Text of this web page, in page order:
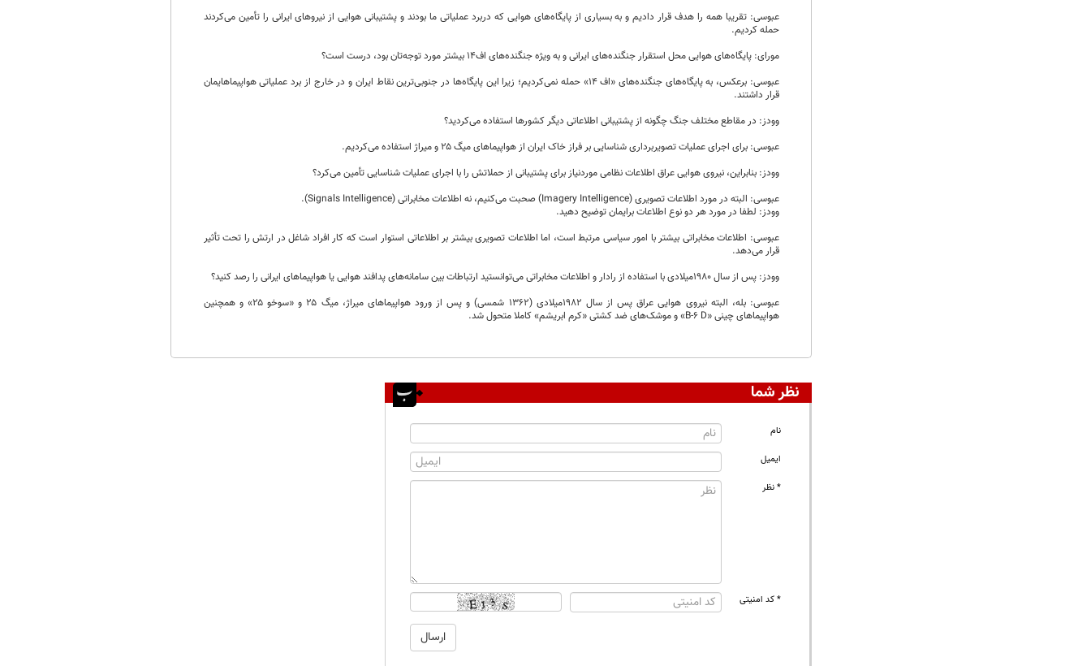
عبوسی: تقریبا همه را هدف قرار دادیم و به بسیاری از پایگاه‌های هوایی که دربرد عملیاتی ما بودند و پشتیبانی هوایی از نیرو‌های ایرانی را تأمین می‌کردند
حمله کردیم.
مورای: پایگاه‌های هوایی محل استقرار جنگنده‌های ایرانی و به ویژه جنگنده‌های اف­۱۴ بیشتر مورد توجه‌تان بود، درست است؟
عبوسی: برعکس، به پایگاه‌های جنگنده‌های «اف ۱۴» حمله نمی‌کردیم؛ زیرا این پایگاه‌ها در جنوبی‌ترین نقاط ایران و در خارج از برد عملیاتی هواپیماهایمان
قرار داشتند.
وودز: در مقاطع مختلف جنگ چگونه از پشتیبانی اطلاعاتی دیگر کشور‌ها استفاده می‌کردید؟
عبوسی: برای اجرای عملیات تصویربرداری شناسایی بر فراز خاک ایران از هواپیما‌های میگ ۲۵ و میراژ استفاده می‌کردیم.
وودز: بنابراین، نیروی هوایی عراق اطلاعات نظامی موردنیاز برای پشتیبانی از حملاتش را با اجرای عملیات شناسایی تأمین می‌کرد؟
عبوسی: البته در مورد اطلاعات تصویری (Imagery Intelligence) صحبت می‌کنیم، نه اطلاعات مخابراتی (Signals Intelligence).
وودز: لطفا در مورد هر دو نوع اطلاعات برایمان توضیح دهید.
عبوسی: اطلاعات مخابراتی بیشتر با امور سیاسی مرتبط است، اما اطلاعات تصویری بیشتر بر اطلاعاتی استوار است که کار افراد شاغل در ارتش را تحت تأثیر
قرار می‌دهد.
وودز: پس از سال ۱۹۸۰میلادی با استفاده از رادار و اطلاعات مخابراتی می‌توانستید ارتباطات بین سامانه‌های پدافند هوایی یا هواپیما‌های ایرانی را رصد کنید؟
عبوسی: بله، البته نیروی هوایی عراق پس از سال ۱۹۸۲میلادی (۱۳۶۲ شمسی) و پس از ورود هواپیما‌های میراژ، میگ ۲۵ و «سوخو ۲۵» و همچنین
هواپیما‌های چینی «B-۶ D» و موشک‌های ضد کشتی «کرم ابریشم» کاملا متحول شد.
نظر شما
نام
ایمیل
* نظر
* کد امنیتی